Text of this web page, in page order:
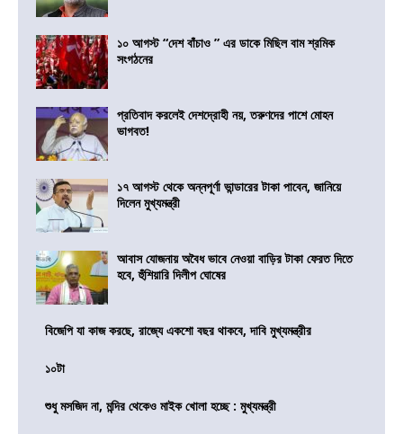
১০ আগস্ট “দেশ বাঁচাও ” এর ডাকে মিছিল বাম শ্রমিক
সংগঠনের
প্রতিবাদ করলেই দেশদ্রোহী নয়, তরুণদের পাশে মোহন
ভাগবত!
১৭ আগস্ট থেকে অন্নপূর্ণা ভান্ডারের টাকা পাবেন, জানিয়ে
দিলেন মুখ্যমন্ত্রী
আবাস যোজনায় অবৈধ ভাবে নেওয়া বাড়ির টাকা ফেরত দিতে
হবে, হুঁশিয়ারি দিলীপ ঘোষের
বিজেপি যা কাজ করছে, রাজ্যে একশো বছর থাকবে, দাবি মুখ্যমন্ত্রীর
১০টা
শুধু মসজিদ না, মন্দির থেকেও মাইক খোলা হচ্ছে : মুখ্যমন্ত্রী